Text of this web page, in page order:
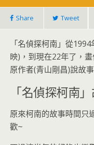
Share Tweet
「名偵探柯南」從
映)，到現在22年了，
原作者(青山剛昌)說故
「名偵探柯南
原來柯南的故事時間只
歡~